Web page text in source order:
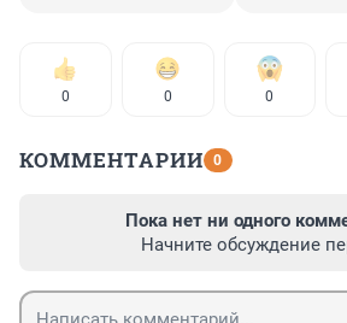
0 0 0
КОММЕНТАРИИ 0
Пока нет ни одного
Начните обсуждение